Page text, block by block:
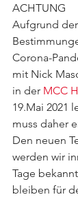
ACHTUNG
Aufgrund
Corona-
mit Nick
in der MCC
19.Mai 2021
muss daher
Den neuen
werden wir
Tage
bleiben für